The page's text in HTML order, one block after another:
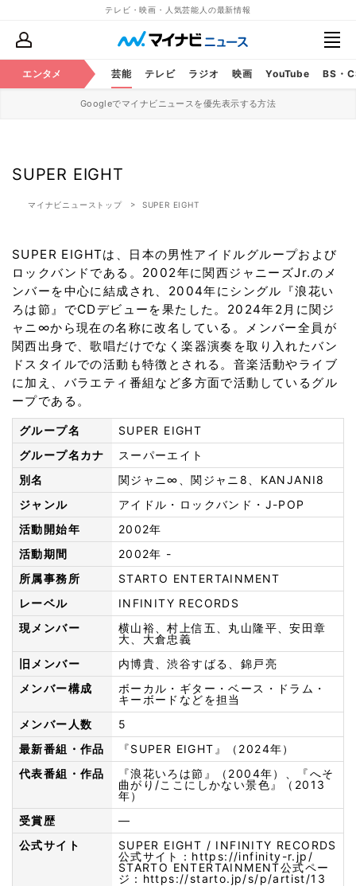
テレビ・映画・人気芸能人の最新情報
エンタメ 芸能 テレビ ラジオ 映画 YouTube BS・
Googleでマイナビニュースを優先表示する方法
SUPER EIGHT
マイナビニューストップ SUPER EIGHT
SUPER EIGHTは、日本の男性アイドルグループおよび
ロックバンドである。2002年に関西ジャニーズJr.のメ
ンバーを中心に結成され、2004年にシングル『浪花い
ろは節』でCDデビューを果たした。2024年2月に関ジ
ャニ∞から現在の名称に改名している。メンバー全員が
関西出身で、歌唱だけでなく楽器演奏を取り入れたバン
ドスタイルでの活動も特徴とされる。音楽活動やライブ
に加え、バラエティ番組など多方面で活動しているグル
ープである。
グループ名
SUPER EIGHT
グループ名カナ
スーパーエイト
別名
関ジャニ∞、関ジャニ8、KANJANI8
ジャンル
アイドル・ロックバンド・J-POP
活動開始年
2002年
活動期間
2002年 -
所属事務所
STARTO ENTERTAINMENT
レーベル
INFINITY RECORDS
現メンバー
横山裕、村上信五、丸山隆平、安田章
大、大倉忠義
旧メンバー
内博貴、渋谷すばる、錦戸亮
メンバー構成
ボーカル・ギター・ベース・ドラム・
キーボードなどを担当
メンバー人数
5
最新番組・作品
『SUPER EIGHT』（2024年）
代表番組・作品
『浪花いろは節』（2004年）、『へそ
曲がり/ここにしかない景色』（2013
年）
受賞歴
—
公式サイト
SUPER EIGHT / INFINITY RECORDS
公式サイト： https://infinity-r.jp/
STARTO ENTERTAINMENT公式ペー
ジ： https://starto.jp/s/p/artist/13